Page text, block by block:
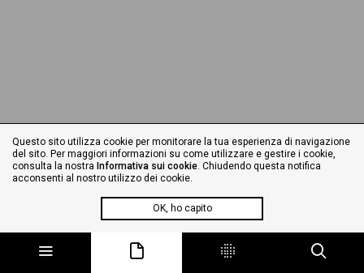
Questo sito utilizza cookie per monitorare la tua esperienza di navigazione
del sito. Per maggiori informazioni su come utilizzare e gestire i cookie,
consulta la nostra Informativa sui cookie. Chiudendo questa notifica
acconsenti al nostro utilizzo dei cookie.
OK, ho capito